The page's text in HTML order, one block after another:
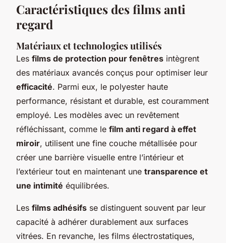
Caractéristiques des films anti
regard
Matériaux et technologies utilisés
Les films de protection pour fenêtres intègrent
des matériaux avancés conçus pour optimiser leur
efficacité. Parmi eux, le polyester haute
performance, résistant et durable, est couramment
employé. Les modèles avec un revêtement
réfléchissant, comme le film anti regard à effet
miroir, utilisent une fine couche métallisée pour
créer une barrière visuelle entre l’intérieur et
l’extérieur tout en maintenant une transparence et
une intimité équilibrées.
Les films adhésifs se distinguent souvent par leur
capacité à adhérer durablement aux surfaces
vitrées. En revanche, les films électrostatiques,